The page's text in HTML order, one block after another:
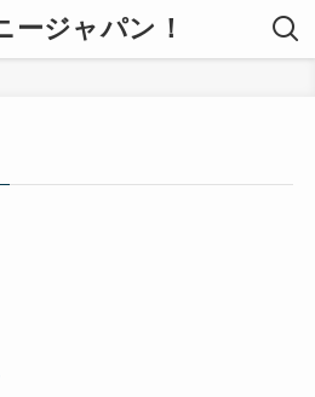
ージャパン！